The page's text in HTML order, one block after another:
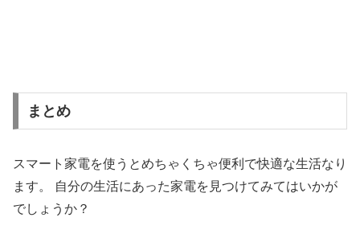
まとめ
スマート家電を使うとめちゃくちゃ便利で快適な生活なり
ます。 自分の生活にあった家電を見つけてみてはいかが
でしょうか？